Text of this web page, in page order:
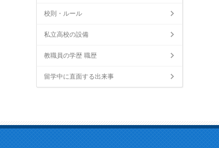
校則・ルール
私立高校の設備
教職員の学歴 職歴
留学中に直面する出来事